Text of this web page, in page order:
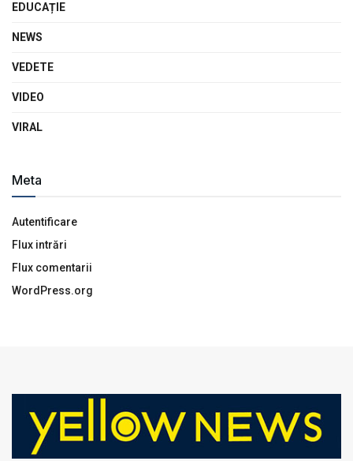
EDUCAȚIE
NEWS
VEDETE
VIDEO
VIRAL
Meta
Autentificare
Flux intrări
Flux comentarii
WordPress.org